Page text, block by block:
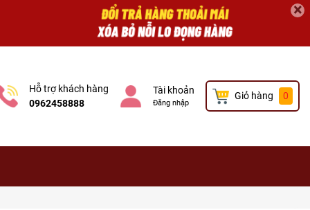
×
Hỗ trợ khách hàng
0962458888
Tài khoản
Đăng nhập
Giỏ hàng 0